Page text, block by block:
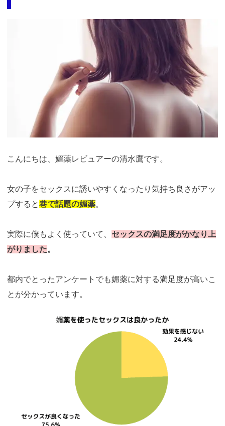
こんにちは、媚薬レビュアーの清水鷹です。
女の子をセックスに誘いやすくなったり気持ち良さがアッ
プすると巷で話題の媚薬。
実際に僕もよく使っていて、 セックスの満足度がかなり上
がりました。
都内でとったアンケートでも媚薬に対する満足度が高いこ
とが分かっています。